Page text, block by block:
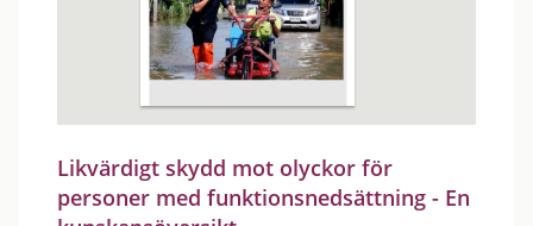
Likvärdigt skydd mot olyckor för
personer med funktionsnedsättning - En